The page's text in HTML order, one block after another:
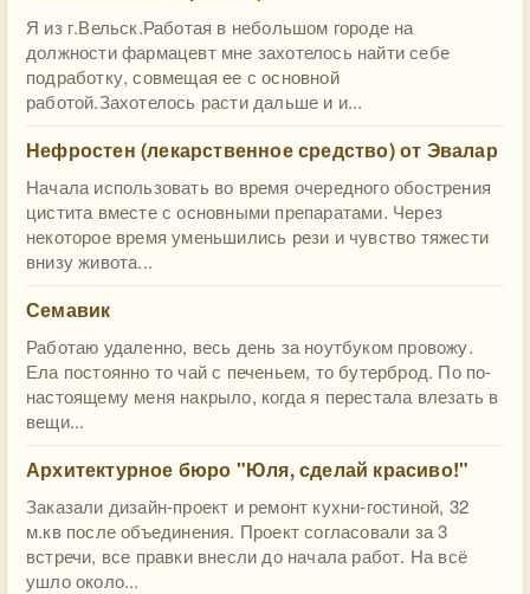
Я из г.Вельск.Работая в небольшом городе на
должности фармацевт мне захотелось найти себе
подработку, совмещая ее с основной
работой.Захотелось расти дальше и и...
Нефростен (лекарственное средство) от Эвалар
Начала использовать во время очередного обострения
цистита вместе с основными препаратами. Через
некоторое время уменьшились рези и чувство тяжести
внизу живота...
Семавик
Работаю удаленно, весь день за ноутбуком провожу.
Ела постоянно то чай с печеньем, то бутерброд. По по-
настоящему меня накрыло, когда я перестала влезать в
вещи...
​Архитектурное бюро "Юля, сделай красиво!"
Заказали дизайн-проект и ремонт кухни-гостиной, 32
м.кв после объединения. Проект согласовали за 3
встречи, все правки внесли до начала работ. На всё
ушло около...